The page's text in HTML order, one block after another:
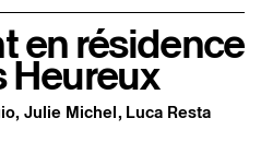
en résidence
Heureux
Julie Michel, Luca Resta